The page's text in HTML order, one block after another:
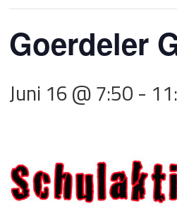
Goerdeler
Juni 16 @ 7:50 -